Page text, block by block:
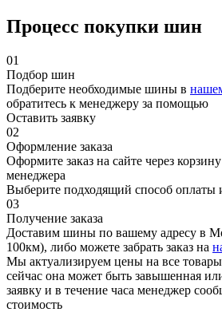
Процесс покупки шин
01
Подбор шин
Подберите необходимые шины в
обратитесь к менеджеру за помощью
Оставить заявку
02
Оформление заказа
Оформите заказ на сайте через
менеджера
Выберите подходящий способ оплаты
03
Получение заказа
Доставим шины по вашему адресу в
100км), либо можете забрать заказ на
Мы актуализируем цены на все
сейчас она может быть завышенная
заявку и в течение часа менеджер
стоимость